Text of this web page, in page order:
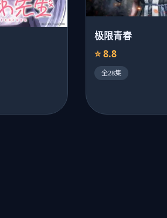
极限青春
⭐ 8.8
全28集